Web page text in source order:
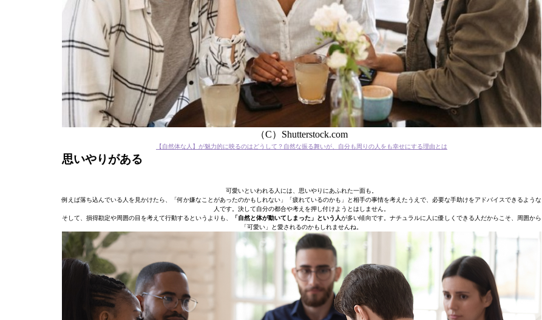
（C）Shutterstock.com
【自然体な人】が魅力的に映るのはどうして？自然な振る舞いが、自分も周りの人をも幸せにする理由とは
思いやりがある
可愛いといわれる人には、思いやりにあふれた一面も。
例えば落ち込んでいる人を見かけたら、「何か嫌なことがあったのかもしれない」「疲れているのかも」と相手の事情を考えたうえで、必要な手助けをアドバイスできるような
人です。決して自分の都合や考えを押し付けようとはしません。
そして、損得勘定や周囲の目を考えて行動するというよりも、
「自然と体が動いてしまった」という人が多い傾向です。ナチュラルに人に優しくできる人だからこそ、周囲から
「可愛い」と愛されるのかもしれませんね。